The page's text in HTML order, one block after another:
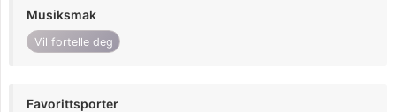
Musiksmak
Vil fortelle deg
Favorittsporter